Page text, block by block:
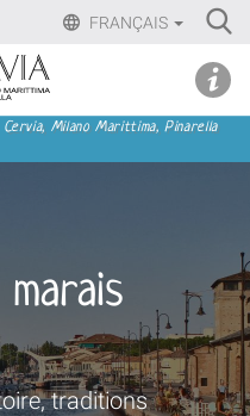
FRANÇAIS
Milano Marittima, Pinarella
traditions